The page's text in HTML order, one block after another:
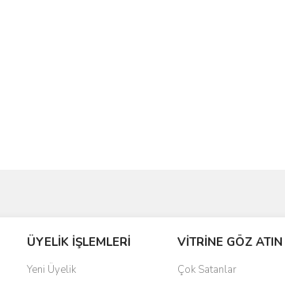
ÜYELİK İŞLEMLERİ
Yeni Üyelik
VİTRİNE GÖZ ATIN
Çok Satanlar